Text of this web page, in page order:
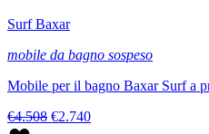
Surf Baxar
mobile da bagno sospeso
Mobile per il bagno Baxar Surf a
€4.508 €2.740